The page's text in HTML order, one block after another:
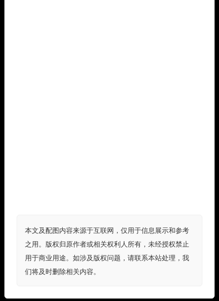
本文及配图内容来源于互联网，仅用于信息展示和参考
之用。版权归原作者或相关权利人所有，未经授权禁止
用于商业用途。如涉及版权问题，请联系本站处理，我
们将及时删除相关内容。